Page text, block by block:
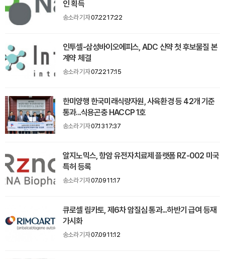
인 획득
송소라 기자07.22 17:22
인투셀-삼성바이오에피스, ADC 신약 첫 후보물질 본
계약 체결
송소라 기자07.22 17:15
한미양행 한국미래식량자원, 사육환경 등 42개 기준
통과...식용곤충 HACCP 1호
송소라 기자07.13 17:37
알지노믹스, 항암 유전자치료제 플랫폼 RZ-002 미국
특허 등록
송소라 기자07.09 11:17
큐로셀 림카토, 제6차 암질심 통과...하반기 급여 등재
가시화
송소라 기자07.09 11:12